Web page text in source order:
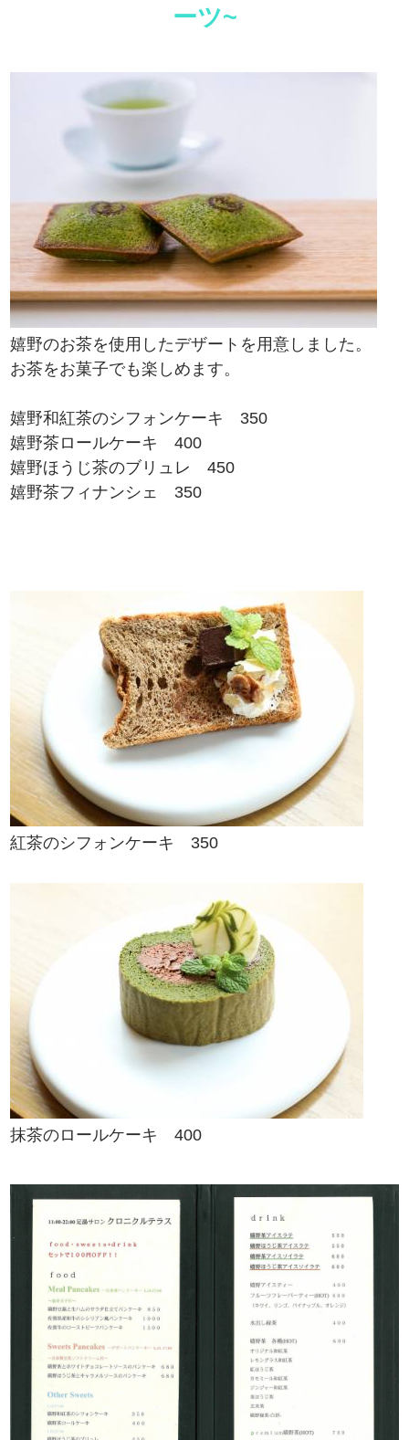
ーツ~
嬉野のお茶を使用したデザートを用意しました。
お茶をお菓子でも楽しめます。
嬉野和紅茶のシフォンケーキ 350
嬉野茶ロールケーキ 400
嬉野ほうじ茶のブリュレ 450
嬉野茶フィナンシェ 350
紅茶のシフォンケーキ 350
抹茶のロールケーキ 400